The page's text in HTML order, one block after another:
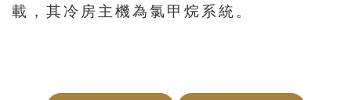
載，其冷房主機為氯甲烷系統。